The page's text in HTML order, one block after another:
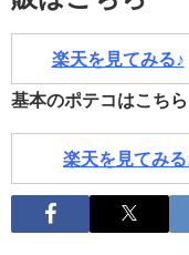
楽天を見てみる♪
基本のポテコはこちら
楽天を見てみる